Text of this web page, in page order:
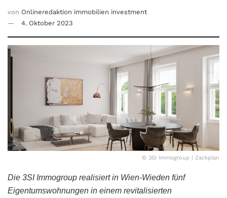
von Onlineredaktion immobilien investment
4. Oktober 2023
© 3SI Immogroup | Zackplan
Die 3SI Immogroup realisiert in Wien-Wieden fünf
Eigentumswohnungen in einem revitalisierten